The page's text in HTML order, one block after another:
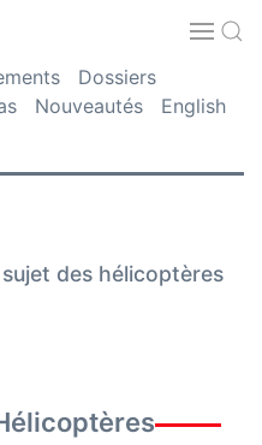
Dossiers
Nouveautés
English
des hélicoptères